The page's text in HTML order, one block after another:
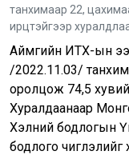
танхимаар 22,
ирцтэйгээр
Аймгийн ИТХ-ын
/2022.11.03/
оролцож 74,5
Хуралдаанаар
Хэлний бодлогын
бодлого чиглэлийг